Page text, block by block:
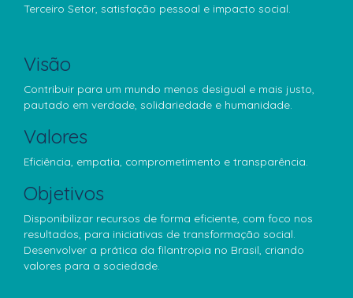
Terceiro Setor, satisfação pessoal e impacto social.
Visão
Contribuir para um mundo menos desigual e mais justo,
pautado em verdade, solidariedade e humanidade.
Valores
Eficiência, empatia, comprometimento e transparência.
Objetivos
Disponibilizar recursos de forma eficiente, com foco nos
resultados, para iniciativas de transformação social.
Desenvolver a prática da filantropia no Brasil, criando
valores para a sociedade.